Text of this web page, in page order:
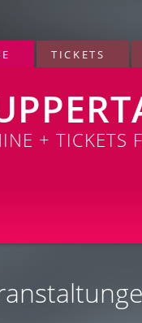
TICKETS
+ TICKETS